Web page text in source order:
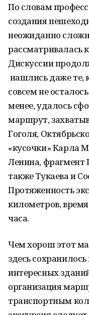
По словам
создания
неожиданно
рассматривалась
Дискуссии
нашлись даже те,
совсем не
менее, удалось
маршрут,
Гоголя,
«кусочки» Карла
Ленина, фрагмент
также Тукаева и
Протяженность
километров,
часа.
Чем хорош этот
здесь
интересных
организация
транспортным